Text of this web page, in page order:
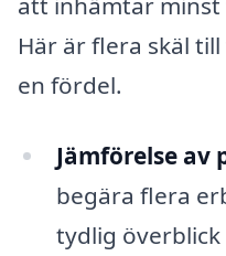
Här är flera skäl
en fördel.
Jämförelse av
begära flera
tydlig